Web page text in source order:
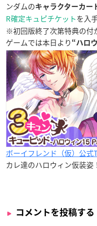
ンダムのキャラクターカー
R確定キュピチケットを入
※初回版終了次第特典の付
ゲームでは本日より “ハロ
ボーイフレンド（仮）公
カレ達のハロウィン仮装姿
コメントを投稿する